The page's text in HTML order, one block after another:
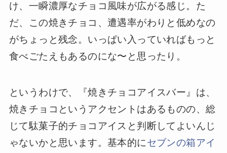
け、一瞬濃厚なチョコ風味が広がる感じ。た
だ、この焼きチョコ、遭遇率がわりと低めなの
がちょっと残念。いっぱい入っていればもっと
食べごたえもあるのにな〜と思ったり。
というわけで、『焼きチョコアイスバー』は、
焼きチョコというアクセントはあるものの、総
じて駄菓子的チョコアイスと判断してよいんじ
ゃないかと思います。基本的にセブンの箱アイ